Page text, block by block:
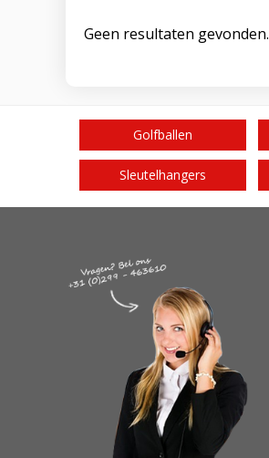
Geen resultaten gevonden.
Golfballen
Sleutelhangers